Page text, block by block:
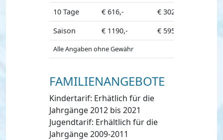
10 Tage
€ 616,-
€ 302,-
Saison
€ 1190,- € 595,-
Alle Angaben ohne Gewähr
FAMILIENANGEBOTE
Kindertarif: Erhätlich für die
Jahrgänge 2012 bis 2021
Jugendtarif: Erhältlich für die
Jahrgänge 2009-2011